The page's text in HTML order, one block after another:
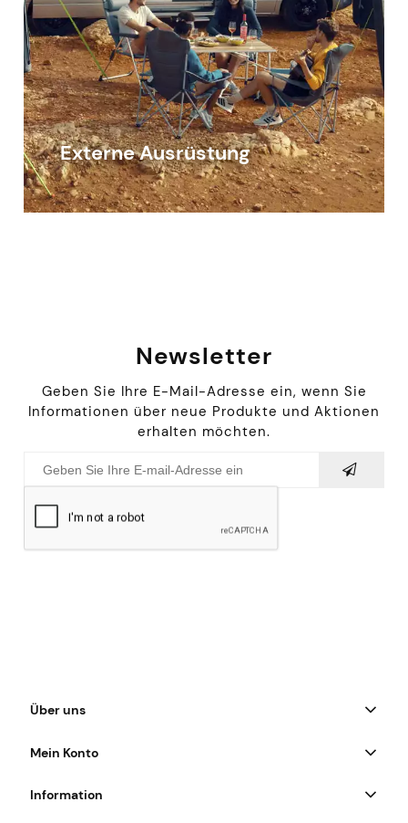
Externe Ausrüstung
Newsletter
Geben Sie Ihre E-Mail-Adresse ein, wenn Sie
Informationen über neue Produkte und Aktionen
erhalten möchten.
Über uns
Mein Konto
Information